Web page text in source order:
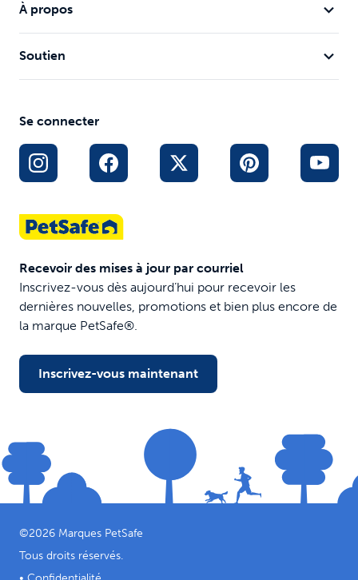
À propos
Soutien
Se connecter
Recevoir des mises à jour par courriel
Inscrivez-vous dès aujourd’hui pour recevoir les
dernières nouvelles, promotions et bien plus encore de
la marque PetSafe®.
Inscrivez-vous maintenant
©2026 Marques PetSafe
Tous droits réservés.